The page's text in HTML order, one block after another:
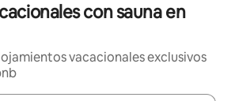
con sauna en
vacacionales exclusivos